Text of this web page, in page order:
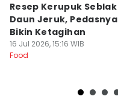
Resep Kerupuk Seblak
Daun Jeruk, Pedasnya
Bikin Ketagihan
16 Jul 2026, 15:16 WIB
Food